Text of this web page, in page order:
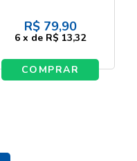
R$ 79,90
6 x de R$ 13,32
COMPRAR